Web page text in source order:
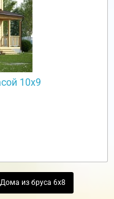
10х9
Дома из бруса 6х8